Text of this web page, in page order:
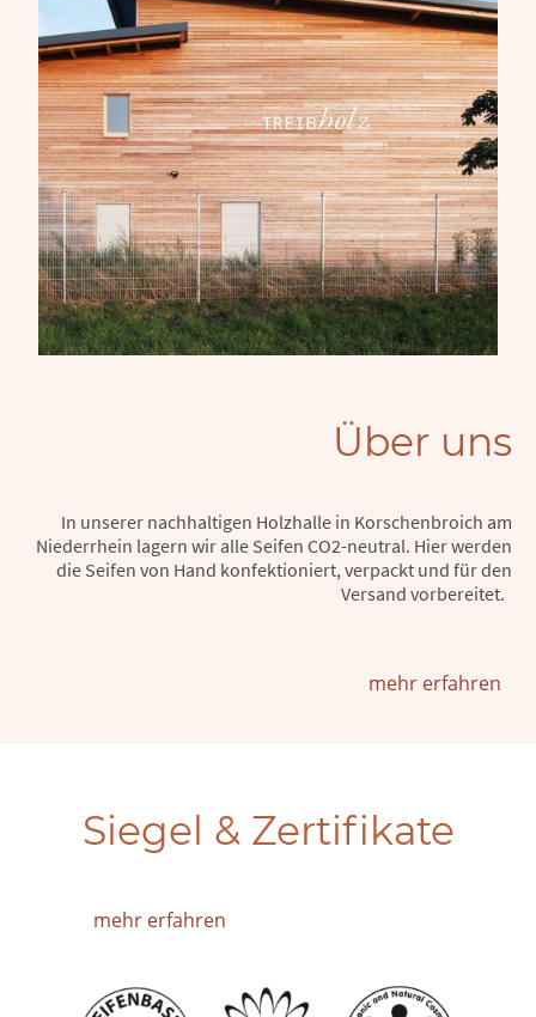
Über uns
In unserer nachhaltigen Holzhalle in Korschenbroich am
Niederrhein lagern wir alle Seifen CO2-neutral. Hier werden
die Seifen von Hand konfektioniert, verpackt und für den
Versand vorbereitet.
mehr erfahren
Siegel & Zertifikate
mehr erfahren